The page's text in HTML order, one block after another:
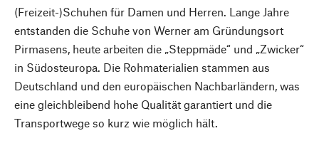
(Freizeit-)Schuhen für Damen und Herren. Lange Jahre
entstanden die Schuhe von Werner am Gründungsort
Pirmasens, heute arbeiten die „Steppmäde“ und „Zwicker“
in Südosteuropa. Die Rohmaterialien stammen aus
Deutschland und den europäischen Nachbarländern, was
eine gleichbleibend hohe Qualität garantiert und die
Transportwege so kurz wie möglich hält.